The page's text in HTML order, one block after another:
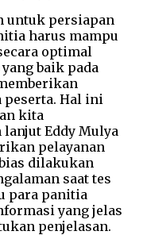
untuk persiapan
harus mampu
optimal
baik pada
Hal ini
kita
lanjut Eddy Mulya
pelayanan
dilakukan
saat tes
para panitia
yang jelas
penjelasan.